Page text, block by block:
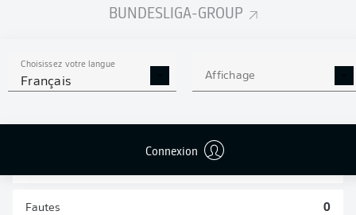
BUNDESLIGA-GROUP
Choisissez votre langue
Français Affichage
Connexion
STATS DE LA SAISON
2025/2026
0
Fautes 0